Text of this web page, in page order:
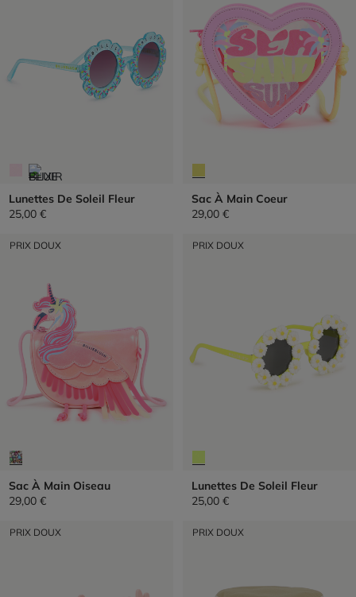
Lunettes De Soleil Fleur
25,00 €
Sac À Main Coeur
29,00 €
PRIX DOUX
Sac À Main Oiseau
29,00 €
PRIX DOUX
Lunettes De Soleil Fleur
25,00 €
PRIX DOUX PRIX DOUX